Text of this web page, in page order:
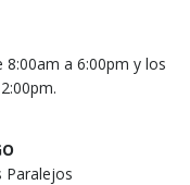
a 6:00pm y los
Paralejos